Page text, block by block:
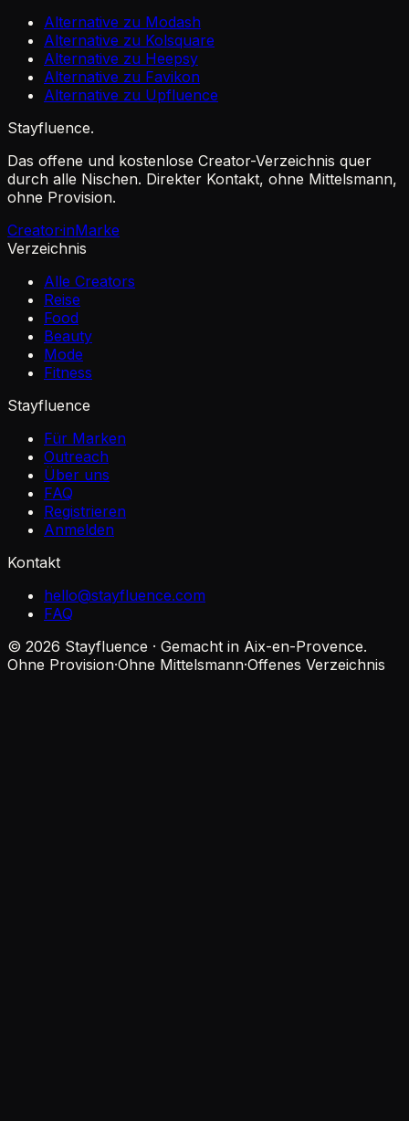
Alternative zu Modash
Alternative zu Kolsquare
Alternative zu Heepsy
Alternative zu Favikon
Alternative zu Upfluence
Stayfluence.
Das offene und kostenlose Creator-Verzeichnis quer
durch alle Nischen. Direkter Kontakt, ohne Mittelsmann,
ohne Provision.
Creator·inMarke
Verzeichnis
Alle Creators
Reise
Food
Beauty
Mode
Fitness
Stayfluence
Für Marken
Outreach
Über uns
FAQ
Registrieren
Anmelden
Kontakt
hello@stayfluence.com
FAQ
© 2026 Stayfluence · Gemacht in Aix-en-Provence.
Ohne Provision·Ohne Mittelsmann·Offenes Verzeichnis